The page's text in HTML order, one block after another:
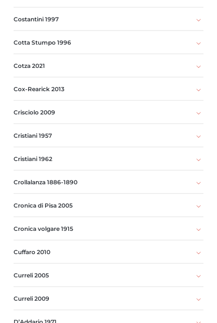
Costantini 1997
Cotta Stumpo 1996
Cotza 2021
Cox-Rearick 2013
Crisciolo 2009
Cristiani 1957
Cristiani 1962
Crollalanza 1886-1890
Cronica di Pisa 2005
Cronica volgare 1915
Cuffaro 2010
Curreli 2005
Curreli 2009